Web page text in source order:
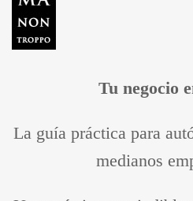
Tu negocio
La guía práctica para
medianos